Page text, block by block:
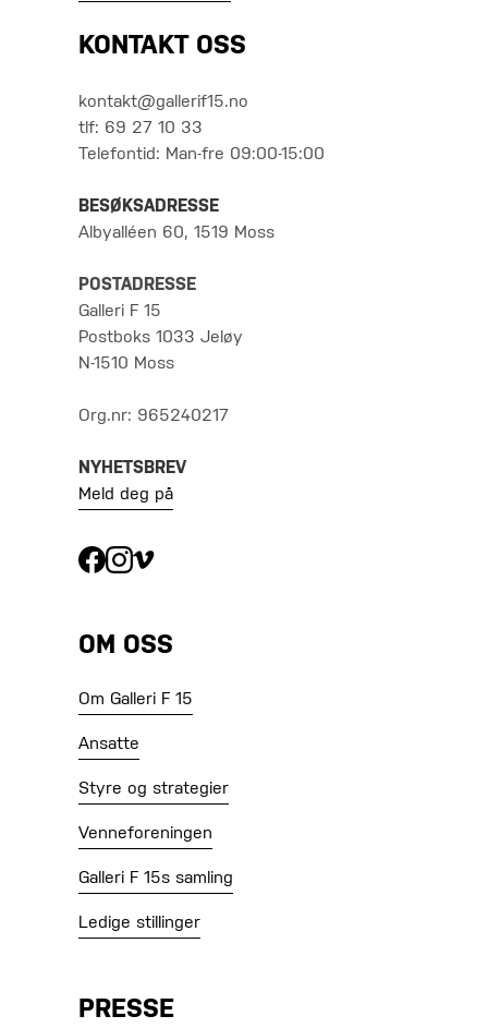
KONTAKT OSS
kontakt@gallerif15.no
tlf: 69 27 10 33
Telefontid: Man-fre 09:00-15:00
BESØKSADRESSE
Albyalléen 60, 1519 Moss
POSTADRESSE
Galleri F 15
Postboks 1033 Jeløy
N-1510 Moss
Org.nr: 965240217
NYHETSBREV
Meld deg på
OM OSS
Om Galleri F 15
Ansatte
Styre og strategier
Venneforeningen
Galleri F 15s samling
Ledige stillinger
PRESSE